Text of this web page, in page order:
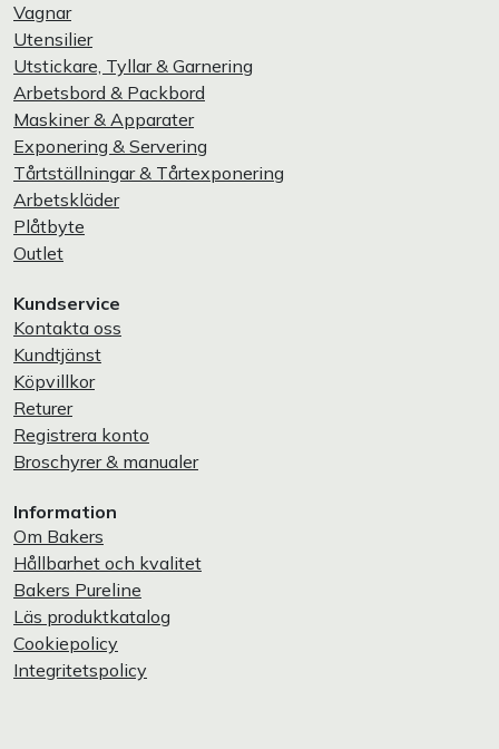
Vagnar
Utensilier
Utstickare, Tyllar & Garnering
Arbetsbord & Packbord
Maskiner & Apparater
Exponering & Servering
Tårtställningar & Tårtexponering
Arbetskläder
Plåtbyte
Outlet
Kundservice
Kontakta oss
Kundtjänst
Köpvillkor
Returer
Registrera konto
Broschyrer & manualer
Information
Om Bakers
Hållbarhet och kvalitet
Bakers Pureline
Läs produktkatalog
Cookiepolicy
Integritetspolicy